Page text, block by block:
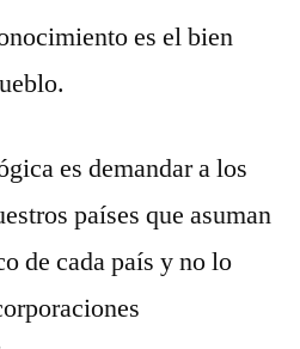
es el bien
es demandar a los
países que asuman
de cada país y no lo